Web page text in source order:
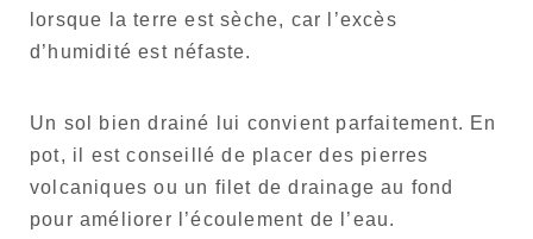
lorsque la terre est sèche, car l’excès
d’humidité est néfaste.
Un sol bien drainé lui convient parfaitement. En
pot, il est conseillé de placer des pierres
volcaniques ou un filet de drainage au fond
pour améliorer l’écoulement de l’eau.